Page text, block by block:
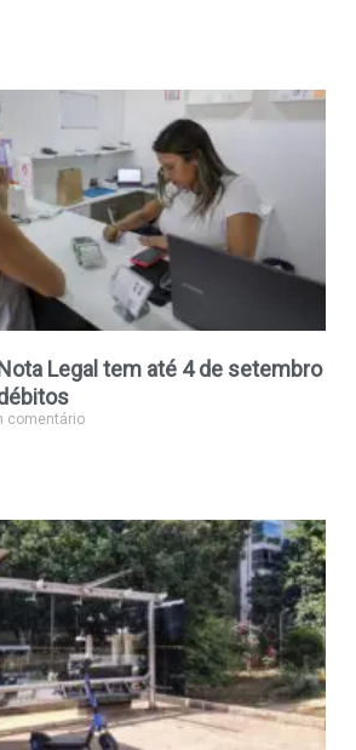
Legal tem até 4 de setembro
comentário